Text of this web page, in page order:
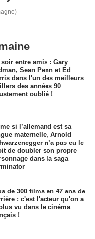
soir entre amis : Gary
Sean Penn et Ed
dans l'un des meilleurs
des années 90
oublié !
si l’allemand est sa
maternelle, Arnold
n’a pas eu le
de doubler son propre
dans la saga
de 300 films en 47 ans de
: c'est l'acteur qu'on a
vu dans le cinéma
!